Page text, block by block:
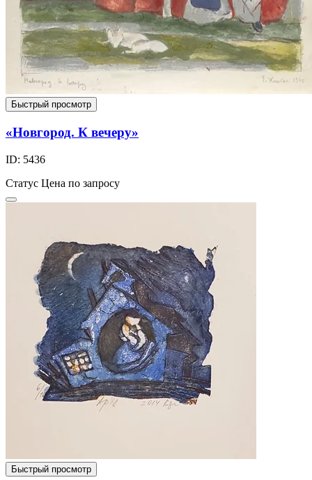
Быстрый просмотр
«Новгород. К вечеру»
ID: 5436
Статус Цена по запросу
Быстрый просмотр